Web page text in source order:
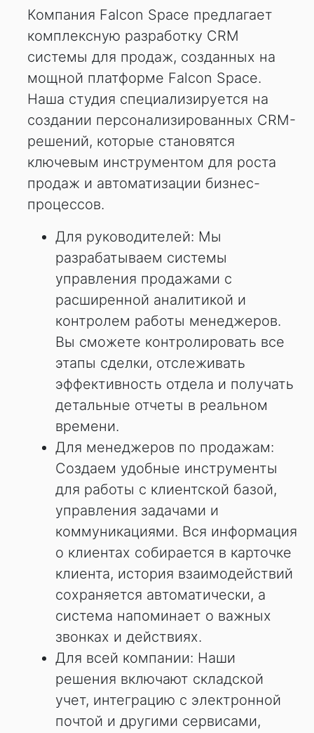
Компания Falcon Space предлагает
комплексную разработку CRM
системы для продаж, созданных на
мощной платформе Falcon Space.
Наша студия специализируется на
создании персонализированных CRM-
решений, которые становятся
ключевым инструментом для роста
продаж и автоматизации бизнес-
процессов.
Для руководителей: Мы
разрабатываем системы
управления продажами с
расширенной аналитикой и
контролем работы менеджеров.
Вы сможете контролировать все
этапы сделки, отслеживать
эффективность отдела и получать
детальные отчеты в реальном
времени.
Для менеджеров по продажам:
Создаем удобные инструменты
для работы с клиентской базой,
управления задачами и
коммуникациями. Вся информация
о клиентах собирается в карточке
клиента, история взаимодействий
сохраняется автоматически, а
система напоминает о важных
звонках и действиях.
Для всей компании: Наши
решения включают складской
учет, интеграцию с электронной
почтой и другими сервисами,